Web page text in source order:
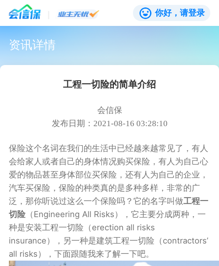
你好，请登录
资讯详情
工程一切险的简单介绍
会信保
发布日期：2021-08-16 03:28:10
保险这个名词在我们的生活中已经越来越常见了，有人
会给家人或者自己的身体情况购买保险，有人为自己心
爱的物品甚至身体部位买保险，还有人为自己的企业，
汽车买保险，保险的种类真的是多种多样，非常的广
泛，那你听说过这么一个保险吗？它的名字叫做工程一
切险（Engineering All Risks），它主要分成两种，一
种是安装工程一切险（erection all risks
insurance），另一种是建筑工程一切险（contractors’
all risks），下面跟随我来了解一下吧。